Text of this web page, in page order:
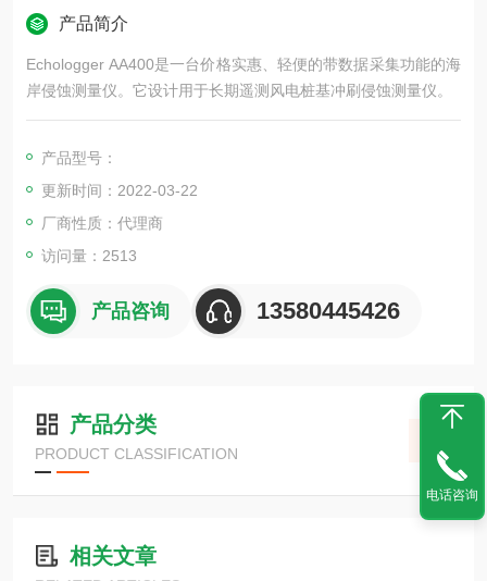
产品简介
Echologger AA400是一台价格实惠、轻便的带数据采集功能的海
岸侵蚀测量仪。它设计用于长期遥测风电桩基冲刷侵蚀测量仪。
产品型号：
更新时间：2022-03-22
厂商性质：代理商
访问量：2513
产品咨询 13580445426
产品分类
PRODUCT CLASSIFICATION
相关文章
电话咨询